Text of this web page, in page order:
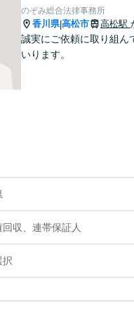
のぞみ総合法律事務所
香川県|高松市 高松駅
誠実にご依頼に取り組ん
いります。
回収、連帯保証人
択